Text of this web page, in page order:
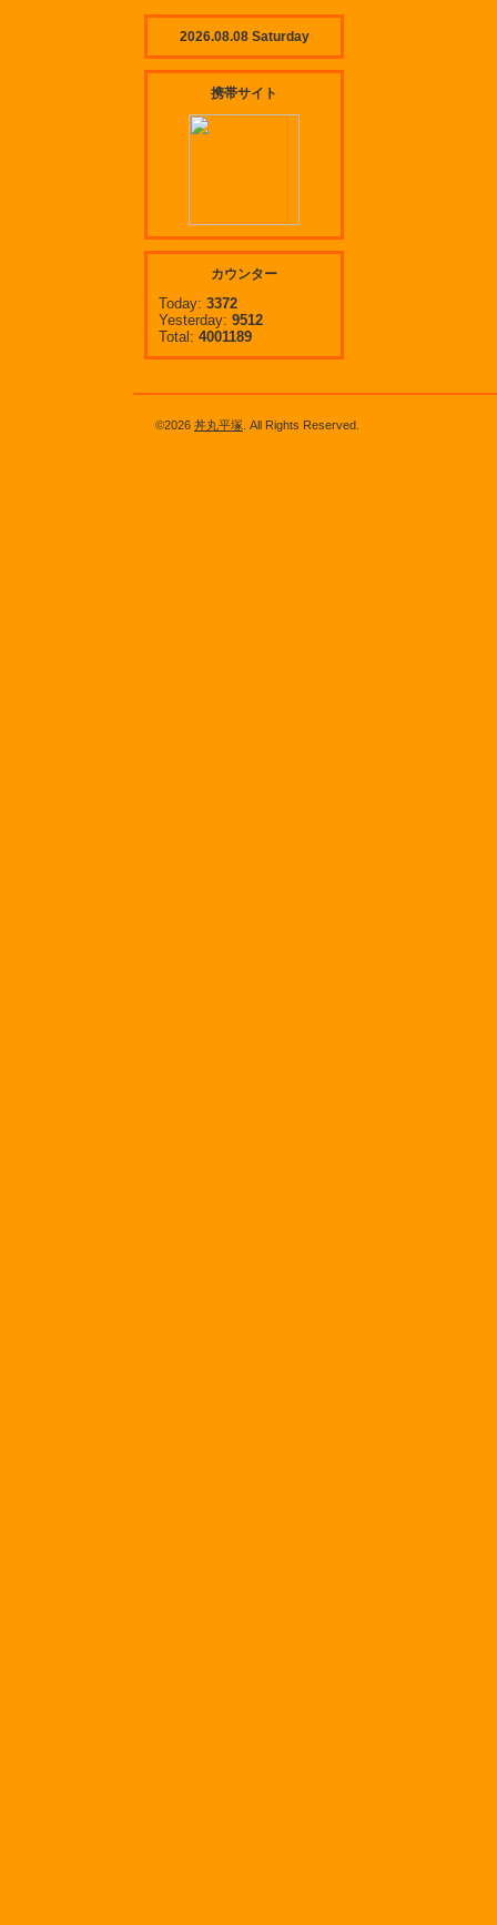
2026.08.08 Saturday
携帯サイト
カウンター
Today: 3372
Yesterday: 9512
Total: 4001189
©2026 丼丸平塚 . All Rights Reserved.